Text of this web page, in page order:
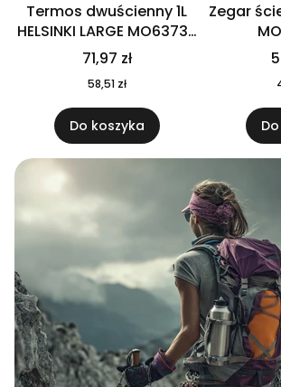
Termos dwuścienny 1L
HELSINKI LARGE MO6373-
04
71,97 zł
58,51 zł
Do koszyka
Zegar